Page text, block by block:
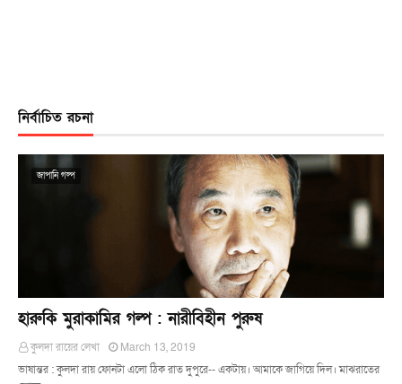
নির্বাচিত রচনা
জাপানি গল্প
হারুকি মুরাকামির গল্প : নারীবিহীন পুরুষ
কুলদা রায়ের লেখা
March 13, 2019
ভাষান্তর : কুলদা রায় ফোনটা এলো ঠিক রাত দুপুরে-- একটায়। আমাকে জাগিয়ে দিল। মাঝরাতের